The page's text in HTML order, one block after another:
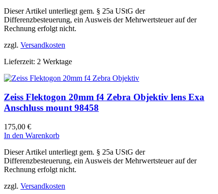
Dieser Artikel unterliegt gem. § 25a UStG der
Differenzbesteuerung, ein Ausweis der Mehrwertsteuer auf der
Rechnung erfolgt nicht.
zzgl. Versandkosten
Lieferzeit: 2 Werktage
Zeiss Flektogon 20mm f4 Zebra Objektiv lens Exa
Anschluss mount 98458
175,00 €
In den Warenkorb
Dieser Artikel unterliegt gem. § 25a UStG der
Differenzbesteuerung, ein Ausweis der Mehrwertsteuer auf der
Rechnung erfolgt nicht.
zzgl. Versandkosten